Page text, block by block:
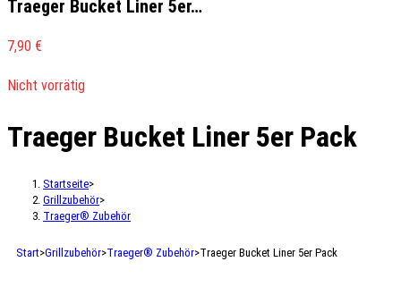
Traeger Bucket Liner 5er…
7,90 €
Nicht vorrätig
Traeger Bucket Liner 5er Pack
Startseite>
Grillzubehör>
Traeger® Zubehör
Start>Grillzubehör>Traeger® Zubehör>Traeger Bucket Liner 5er Pack